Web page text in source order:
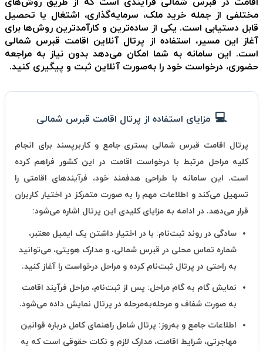
اقامت در قبرس شمالی فرآیندی است که از طریق روش‌های
مختلفی از جمله خرید ملک، سرمایه‌گذاری، اشتغال یا تحصیل
قابل دستیابی است. یکی از ساده‌ترین و کارآمدترین روش‌ها برای
آغاز این مسیر، استفاده از پرتال آنلاین اقامت قبرس شمالی
است. این سامانه به شما امکان می‌دهد بدون نیاز به مراجعه
حضوری، درخواست خود را به‌صورت آنلاین ثبت و پیگیری کنید.
مزایای استفاده از پرتال اقامت قبرس شمالی
پرتال اقامت قبرس شمالی بستری جامع و کاربرپسند برای انجام
کلیه مراحل مرتبط با درخواست اقامت در این کشور فراهم کرده
است. این سامانه با طراحی هدفمند خود، فرآیندهای اقامتی را
تسهیل می‌کند و اطلاعات مهم را به صورت متمرکز در اختیار کاربران
قرار می‌دهد. در ادامه به مزایای کلیدی این پرتال اشاره می‌شود:
سادگی در روند ثبت‌نام: با در اختیار داشتن یک ایمیل معتبر،
شماره تماس محلی در قبرس شمالی، و مدارک هویتی، می‌توانید
به راحتی در پرتال ثبت‌نام کرده و مراحل درخواست را آغاز کنید.
نمایش گام به گام مراحل: پس از ثبت‌نام، مراحل فرآیند اقامت
به صورت شفاف و مرحله‌به‌مرحله در پرتال نمایش داده می‌شود.
اطلاعات جامع و به‌روز: پرتال شامل راهنمای کامل درباره قوانین
مهاجرتی، شرایط اقامت، مدارک لازم و نکات حقوقی است که به